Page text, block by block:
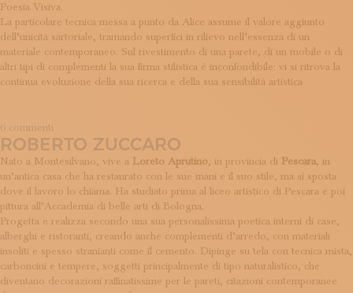
Poesia Visiva.
La particolare tecnica messa a punto da Alice assume il valore aggiunto
dell’unicità sartoriale, tramando superfici in rilievo nell’essenza di un
materiale contemporaneo. Sul rivestimento di una parete, di un mobile o di
altri tipi di complementi la sua firma stilistica è inconfondibile: vi si ritrova la
continua evoluzione della sua ricerca e della sua sensibilità artistica
6 commenti
Alice
Corbetta
ROBERTO ZUCCARO
Nato a Montesilvano, vive a Loreto Aprutino, in provincia di Pescara, in
un’antica casa che ha restaurato con le sue mani e il suo stile, ma si sposta
dove il lavoro lo chiama. Ha studiato prima al liceo artistico di Pescara e poi
pittura all’Accademia di belle arti di Bologna.
Progetta e realizza secondo una sua personalissima poetica interni di case,
alberghi e ristoranti, creando anche complementi d’arredo, con materiali
insoliti e spesso stranianti come il cemento. Dipinge su tela con tecnica mista,
carboncini e tempere, soggetti principalmente di tipo naturalistico, che
diventano decorazioni raffinatissime per le pareti, citazioni contemporanee